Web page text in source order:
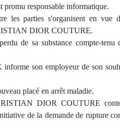
responsable informatique.
les parties s'organisent en vue
DIOR COUTURE.
de sa substance compte-
son employeur de son
placé en arrêt maladie.
DIOR COUTURE
de la demande de rupture